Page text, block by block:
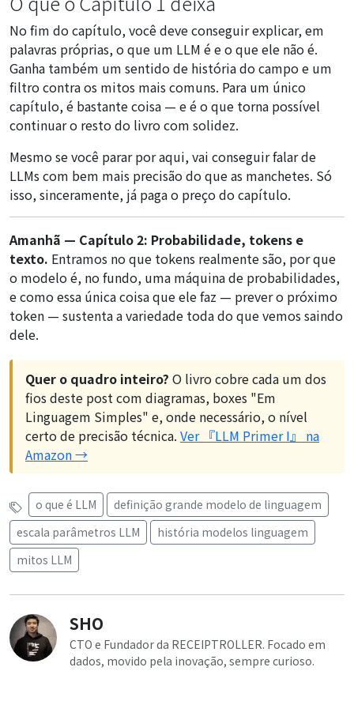
No fim do capítulo, você deve conseguir explicar, em
palavras próprias, o que um LLM é e o que ele não é.
Ganha também um sentido de história do campo e um
filtro contra os mitos mais comuns. Para um único
capítulo, é bastante coisa — e é o que torna possível
continuar o resto do livro com solidez.
Mesmo se você parar por aqui, vai conseguir falar de
LLMs com bem mais precisão do que as manchetes. Só
isso, sinceramente, já paga o preço do capítulo.
Amanhã — Capítulo 2: Probabilidade, tokens e
texto. Entramos no que tokens realmente são, por que
o modelo é, no fundo, uma máquina de probabilidades,
e como essa única coisa que ele faz — prever o próximo
token — sustenta a variedade toda do que vemos saindo
dele.
Quer o quadro inteiro? O livro cobre cada um dos
fios deste post com diagramas, boxes "Em
Linguagem Simples" e, onde necessário, o nível
certo de precisão técnica. Ver 『LLM Primer I』 na
Amazon →
o que é LLM
definição grande modelo de linguagem
escala parâmetros LLM
história modelos linguagem
mitos LLM
SHO
CTO e Fundador da RECEIPTROLLER. Focado em
dados, movido pela inovação, sempre curioso.